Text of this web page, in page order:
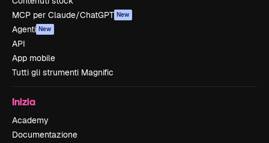
MCP per Claude/ChatGPT New
Agenti New
API
App mobile
Tutti gli strumenti Magnific
Inizia
Academy
Documentazione